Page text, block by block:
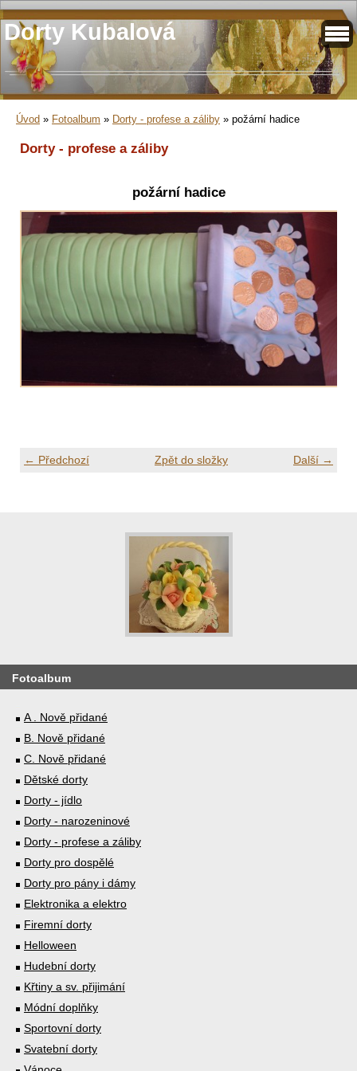
Dorty Kubalová
Úvod » Fotoalbum » Dorty - profese a záliby » požární hadice
Dorty - profese a záliby
požární hadice
← Předchozí Další →
Zpět do složky
Fotoalbum
A . Nově přidané
B. Nově přidané
C. Nově přidané
Dětské dorty
Dorty - jídlo
Dorty - narozeninové
Dorty - profese a záliby
Dorty pro dospělé
Dorty pro pány i dámy
Elektronika a elektro
Firemní dorty
Helloween
Hudební dorty
Křtiny a sv. přijimání
Módní doplňky
Sportovní dorty
Svatební dorty